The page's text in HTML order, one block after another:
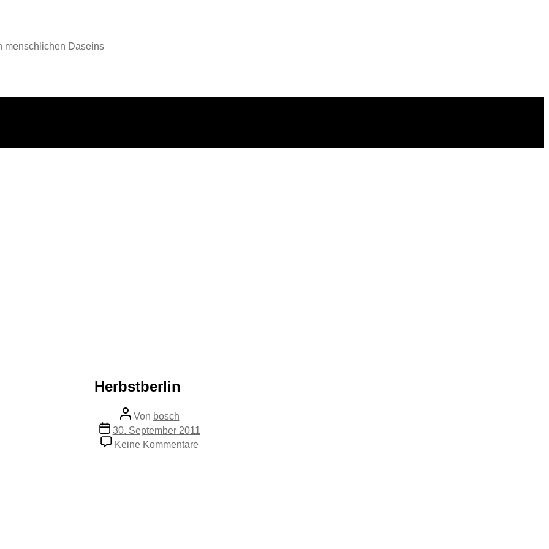
menschlichen Daseins
Herbstberlin
Beitragsautor
Von bosch
Veröffentlichungsdatum
30. September 2011
Keine Kommentare
Herbstberlin